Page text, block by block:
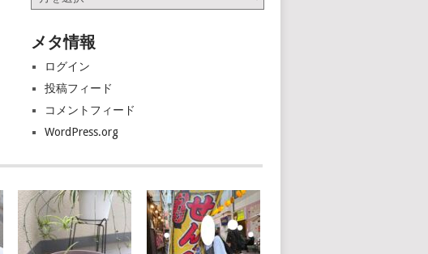
ー
イ
メタ情報
ログイン
投稿フィード
コメントフィード
WordPress.org